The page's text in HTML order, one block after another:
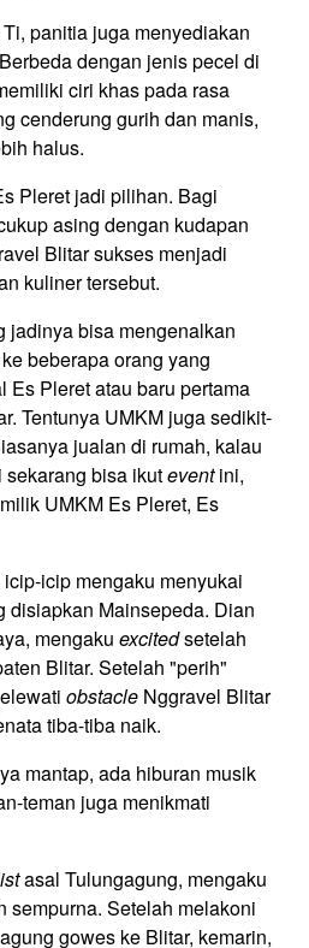
panitia juga menyediakan
dengan jenis pecel di
ciri khas pada rasa
cenderung gurih dan manis,
halus.
Pleret jadi pilihan. Bagi
asing dengan kudapan
Blitar sukses menjadi
kuliner tersebut.
jadinya bisa mengenalkan
beberapa orang yang
Es Pleret atau baru pertama
Tentunya UMKM juga sedikit-
jualan di rumah, kalau
bisa ikuteventini,
UMKM Es Pleret, Es
icip mengaku menyukai
disiapkan Mainsepeda. Dian
mengaku excitedsetelah
Blitar. Setelah "perih"
obstacle Nggravel Blitar
tiba-tiba naik.
mantap, ada hiburan musik
teman juga menikmati
asal Tulungagung, mengaku
sempurna. Setelah melakoni
gowes ke Blitar, kemarin,